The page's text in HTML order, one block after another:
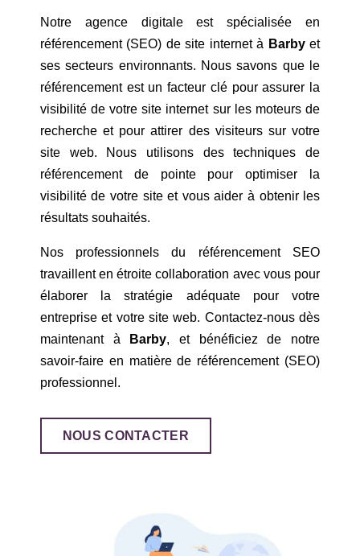
Notre agence digitale est spécialisée en
référencement (SEO) de site internet à Barbyet
ses secteurs environnants. Nous savons que le
référencement est un facteur clé pour assurer la
visibilité de votre site internet sur les moteurs de
recherche et pour attirer des visiteurs sur votre
site web. Nous utilisons des techniques de
référencement de pointe pour optimiser la
visibilité de votre site et vous aider à obtenir les
résultats souhaités.
Nos professionnels du référencement SEO
travaillent en étroite collaboration avec vous pour
élaborer la stratégie adéquate pour votre
entreprise et votre site web. Contactez-nous dès
maintenant à
Barby, et bénéficiez de notre
savoir-faire en matière de référencement (SEO)
professionnel.
NOUS CONTACTER